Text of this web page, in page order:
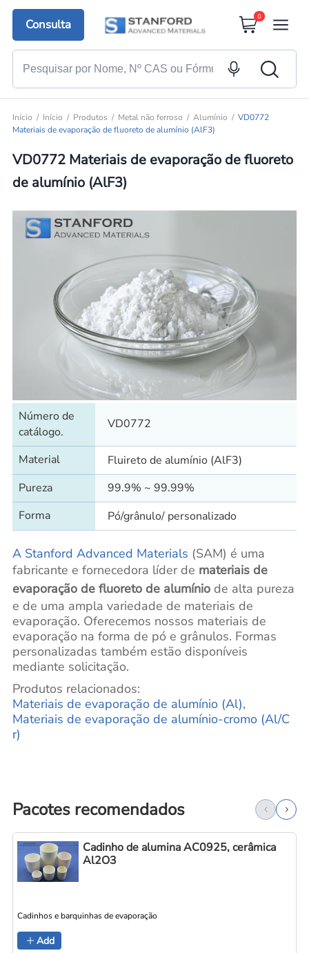
Consulta
0
Início Início Produtos Metal não ferroso Alumínio
VD0772
Materiais de evaporação de fluoreto de alumínio (AlF3)
VD0772 Materiais de evaporação de fluoreto
de alumínio (AlF3)
Número de
catálogo.
VD0772
Material
Fluireto de alumínio (AlF3)
Pureza
99.9% ~ 99.99%
Forma
Pó/grânulo/ personalizado
A Stanford Advanced Materials (SAM) é uma
fabricante e fornecedora líder de materiais de
evaporação de fluoreto de alumíniode alta pureza
e de uma ampla variedade de materiais de
evaporação. Oferecemos nossos materiais de
evaporação na forma de pó e grânulos. Formas
personalizadas também estão disponíveis
mediante solicitação.
Produtos relacionados:
Materiais de evaporação de alumínio (Al),
Materiais de evaporação de alumínio-cromo (Al/C
r)
Pacotes recomendados
Cadinho de alumina AC0925, cerâmica
Al2O3
Cadinhos e barquinhas de evaporação
Add